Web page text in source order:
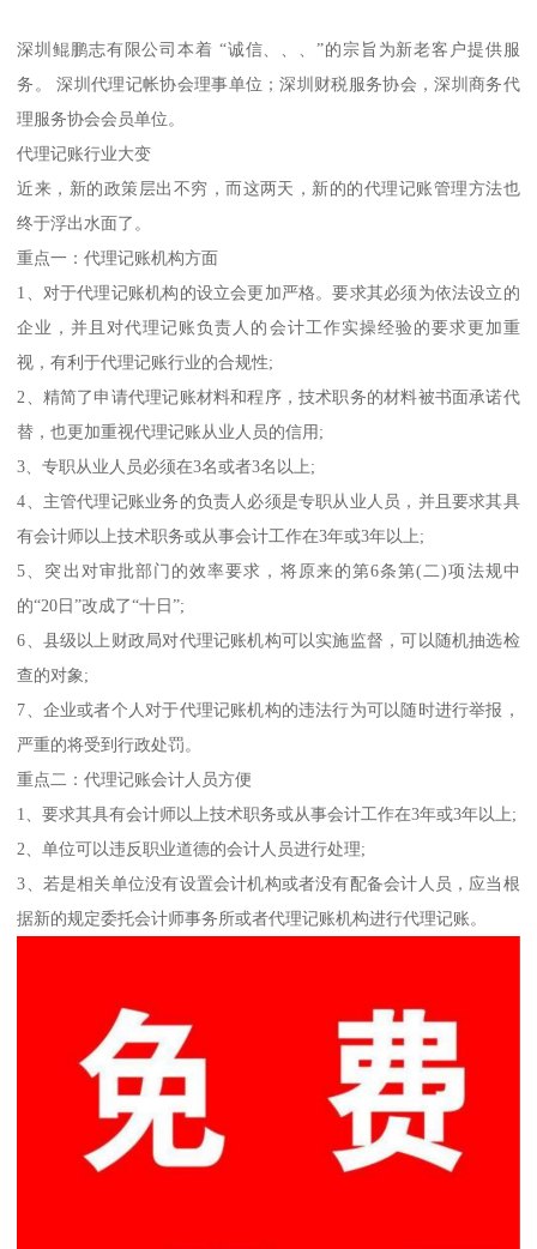
深圳鲲鹏志有限公司本着 “诚信、、、”的宗旨为新老客户提供服
务。 深圳代理记帐协会理事单位；深圳财税服务协会，深圳商务代
理服务协会会员单位。
代理记账行业大变
近来，新的政策层出不穷，而这两天，新的的代理记账管理方法也
终于浮出水面了。
重点一：代理记账机构方面
1、对于代理记账机构的设立会更加严格。要求其必须为依法设立的
企业，并且对代理记账负责人的会计工作实操经验的要求更加重
视，有利于代理记账行业的合规性;
2、精简了申请代理记账材料和程序，技术职务的材料被书面承诺代
替，也更加重视代理记账从业人员的信用;
3、专职从业人员必须在3名或者3名以上;
4、主管代理记账业务的负责人必须是专职从业人员，并且要求其具
有会计师以上技术职务或从事会计工作在3年或3年以上;
5、突出对审批部门的效率要求，将原来的第6条第(二)项法规中
的“20日”改成了“十日”;
6、县级以上财政局对代理记账机构可以实施监督，可以随机抽选检
查的对象;
7、企业或者个人对于代理记账机构的违法行为可以随时进行举报，
严重的将受到行政处罚。
重点二：代理记账会计人员方便
1、要求其具有会计师以上技术职务或从事会计工作在3年或3年以上;
2、单位可以违反职业道德的会计人员进行处理;
3、若是相关单位没有设置会计机构或者没有配备会计人员，应当根
据新的规定委托会计师事务所或者代理记账机构进行代理记账。